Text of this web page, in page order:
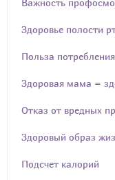
Важность
Здоровье полости
Польза
Здоровая мама =
Отказ от вредных
Здоровый образ
Подсчет калорий